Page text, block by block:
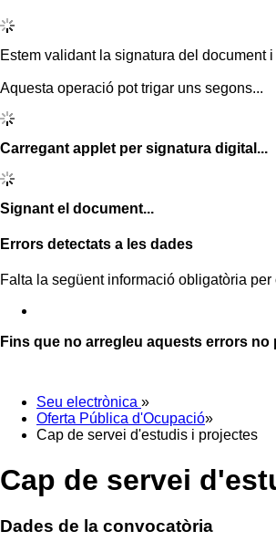
Estem validant la signatura del document
Aquesta operació pot trigar uns segons...
Carregant applet per signatura digital...
Signant el document...
Errors detectats a les dades
Falta la següent informació obligatòria per
Fins que no arregleu aquests errors
Seu electrònica »
Oferta Pública d'Ocupació»
Cap de servei d'estudis i projectes
Cap de servei
Dades de la convocatòria